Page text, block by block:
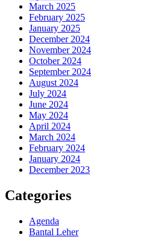
March 2025
February 2025
January 2025
December 2024
November 2024
October 2024
September 2024
August 2024
July 2024
June 2024
May 2024
April 2024
March 2024
February 2024
January 2024
December 2023
Categories
Agenda
Bantal Leher